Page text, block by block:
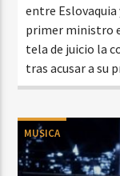
entre
primer ministro
tela de juicio la
tras acusar a su
MUSICA